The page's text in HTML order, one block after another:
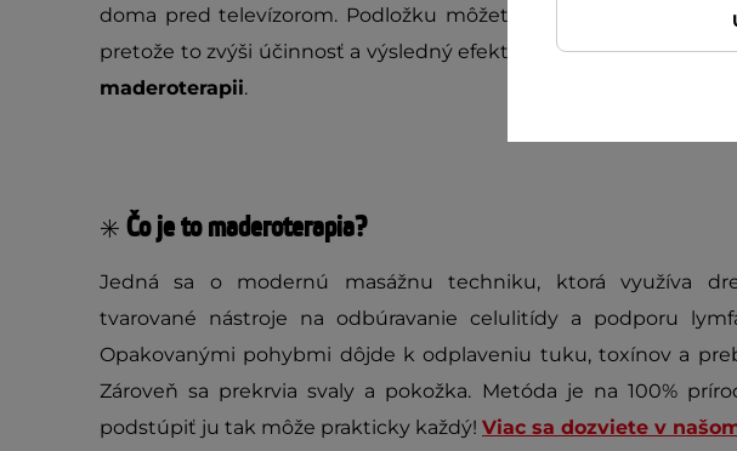
doma pred televízorom. Podložku môžete používať aj
v
pretože to zvýši účinnosť a výsledný efekt. Používa sa aj ako
maderoterapii.
✳️ Čo je to maderoterapia?
Jedná sa o modernú masážnu techniku, ktorá využíva
tvarované nástroje na odbúravanie celulitídy a podporu
Opakovanými pohybmi dôjde k odplaveniu tuku, toxínov a
Zároveň sa prekrvia svaly a pokožka. Metóda je na 100%
podstúpiť ju tak môže prakticky každý! Viac sa dozviete v